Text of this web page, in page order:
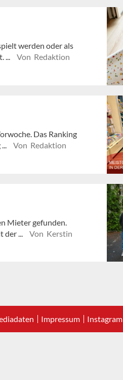
werden oder als
...
Von Redaktion
Das Ranking
Von Redaktion
Mieter gefunden.
...
Von Kerstin
Impressum Instagram